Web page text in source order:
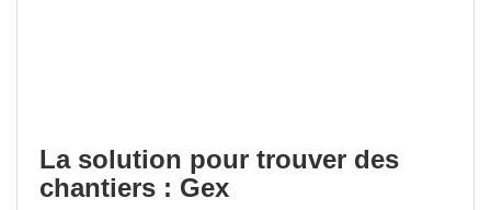
La solution pour trouver des
chantiers : Gex